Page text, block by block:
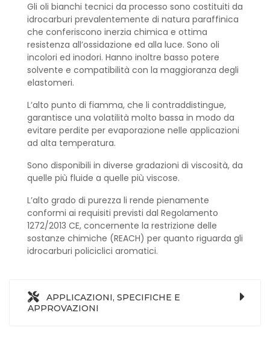
Gli oli bianchi tecnici da processo sono costituiti da
idrocarburi prevalentemente di natura paraffinica
che conferiscono inerzia chimica e ottima
resistenza all’ossidazione ed alla luce. Sono oli
incolori ed inodori. Hanno inoltre basso potere
solvente e compatibilità con la maggioranza degli
elastomeri.
L’alto punto di fiamma, che li contraddistingue,
garantisce una volatilità molto bassa in modo da
evitare perdite per evaporazione nelle applicazioni
ad alta temperatura.
Sono disponibili in diverse gradazioni di viscosità, da
quelle più fluide a quelle più viscose.
L’alto grado di purezza li rende pienamente
conformi ai requisiti previsti dal Regolamento
1272/2013 CE, concernente la restrizione delle
sostanze chimiche (REACH) per quanto riguarda gli
idrocarburi policiclici aromatici.
APPLICAZIONI, SPECIFICHE E
APPROVAZIONI